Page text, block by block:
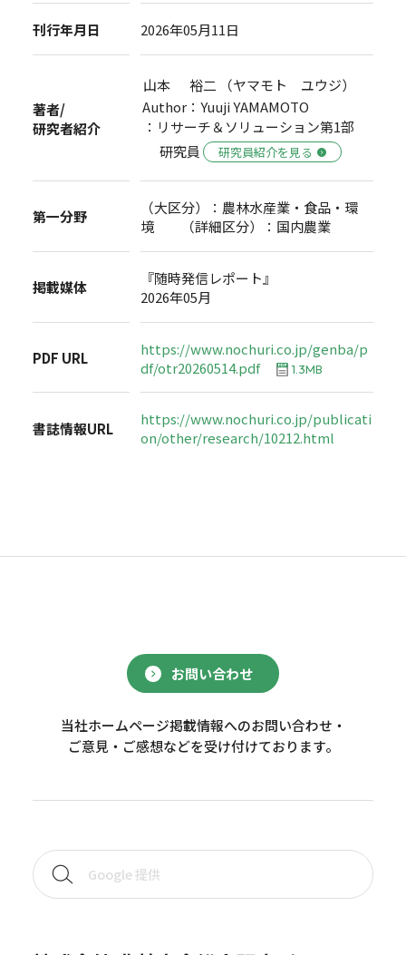
刊行年月日 2026年05月11日
著者/
研究者紹介
山本 裕二 （ヤマモト ユウジ）
Author：Yuuji YAMAMOTO
：リサーチ＆ソリューション第1部
研究員
研究員紹介を見る
第一分野
（大区分）：農林水産業・食品・環
境 （詳細区分）：国内農業
掲載媒体
『随時発信レポート』
2026年05月
PDF URL
https://www.nochuri.co.jp/genba/p
df/otr20260514.pdf
1.3MB
書誌情報URL
https://www.nochuri.co.jp/publicati
on/other/research/10212.html
お問い合わせ
当社ホームページ掲載情報へのお問い合わせ・
ご意見・ご感想などを受け付けております。